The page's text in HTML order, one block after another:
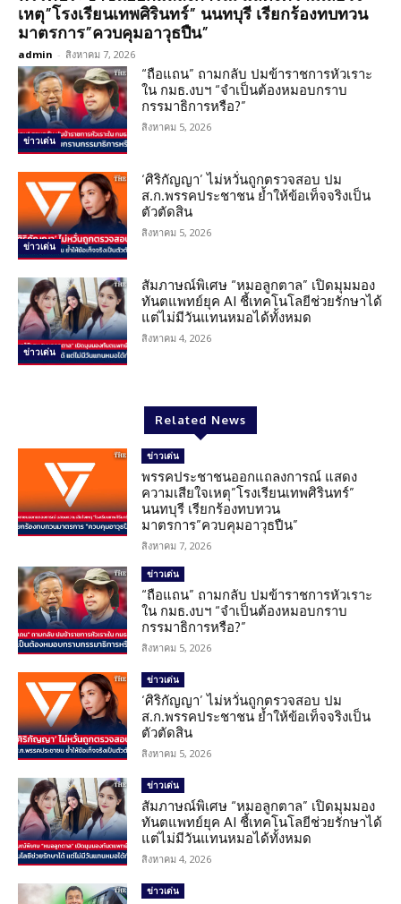
เหตุ”โรงเรียนเทพศิรินทร์” นนทบุรี เรียกร้องทบทวน
มาตรการ”ควบคุมอาวุธปืน”
admin - สิงหาคม 7, 2026
ข่าวเด่น
“ถือแถน” ถามกลับ ปมข้าราชการหัวเราะ
ใน กมธ.งบฯ “จำเป็นต้องหมอบกราบ
กรรมาธิการหรือ?”
สิงหาคม 5, 2026
ข่าวเด่น
‘ศิริกัญญา’ ไม่หวั่นถูกตรวจสอบ ปม
ส.ก.พรรคประชาชน ย้ำให้ข้อเท็จจริงเป็น
ตัวตัดสิน
สิงหาคม 5, 2026
ข่าวเด่น
สัมภาษณ์พิเศษ “หมอลูกตาล” เปิดมุมมอง
ทันตแพทย์ยุค AI ชี้เทคโนโลยีช่วยรักษาได้
แต่ไม่มีวันแทนหมอได้ทั้งหมด
สิงหาคม 4, 2026
Related News
ข่าวเด่น
พรรคประชาชนออกแถลงการณ์ แสดง
ความเสียใจเหตุ”โรงเรียนเทพศิรินทร์”
นนทบุรี เรียกร้องทบทวน
มาตรการ”ควบคุมอาวุธปืน”
สิงหาคม 7, 2026
ข่าวเด่น
“ถือแถน” ถามกลับ ปมข้าราชการหัวเราะ
ใน กมธ.งบฯ “จำเป็นต้องหมอบกราบ
กรรมาธิการหรือ?”
สิงหาคม 5, 2026
ข่าวเด่น
‘ศิริกัญญา’ ไม่หวั่นถูกตรวจสอบ ปม
ส.ก.พรรคประชาชน ย้ำให้ข้อเท็จจริงเป็น
ตัวตัดสิน
สิงหาคม 5, 2026
ข่าวเด่น
สัมภาษณ์พิเศษ “หมอลูกตาล” เปิดมุมมอง
ทันตแพทย์ยุค AI ชี้เทคโนโลยีช่วยรักษาได้
แต่ไม่มีวันแทนหมอได้ทั้งหมด
สิงหาคม 4, 2026
ข่าวเด่น